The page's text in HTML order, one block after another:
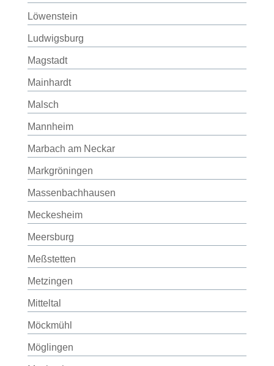
Löwenstein
Ludwigsburg
Magstadt
Mainhardt
Malsch
Mannheim
Marbach am Neckar
Markgröningen
Massenbachhausen
Meckesheim
Meersburg
Meßstetten
Metzingen
Mitteltal
Möckmühl
Möglingen